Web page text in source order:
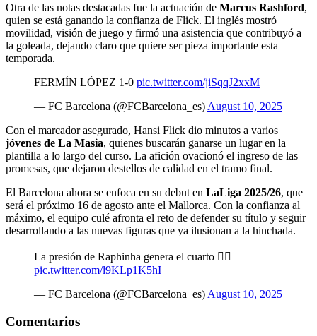
Otra de las notas destacadas fue la actuación de Marcus Rashford,
quien se está ganando la confianza de Flick. El inglés mostró
movilidad, visión de juego y firmó una asistencia que contribuyó a
la goleada, dejando claro que quiere ser pieza importante esta
temporada.
FERMÍN LÓPEZ 1-0 pic.twitter.com/jiSqqJ2xxM
— FC Barcelona (@FCBarcelona_es) August 10, 2025
Con el marcador asegurado, Hansi Flick dio minutos a varios
jóvenes de La Masia, quienes buscarán ganarse un lugar en la
plantilla a lo largo del curso. La afición ovacionó el ingreso de las
promesas, que dejaron destellos de calidad en el tramo final.
El Barcelona ahora se enfoca en su debut en LaLiga 2025/26, que
será el próximo 16 de agosto ante el Mallorca. Con la confianza al
máximo, el equipo culé afronta el reto de defender su título y seguir
desarrollando a las nuevas figuras que ya ilusionan a la hinchada.
La presión de Raphinha genera el cuarto 😮‍💨
pic.twitter.com/l9KLp1K5hI
— FC Barcelona (@FCBarcelona_es) August 10, 2025
Comentarios